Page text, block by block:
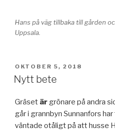
Hans på väg tillbaka till gården
Uppsala.
PUBLICERAT
OKTOBER 5, 2018
Nytt bete
Gräset är grönare på andra
går i grannbyn Sunnanfors
väntade otåligt på att husse